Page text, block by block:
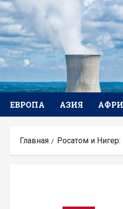
Перейти
к
содержимому
ЕВРОПА АЗИЯ
Главная Росатом и